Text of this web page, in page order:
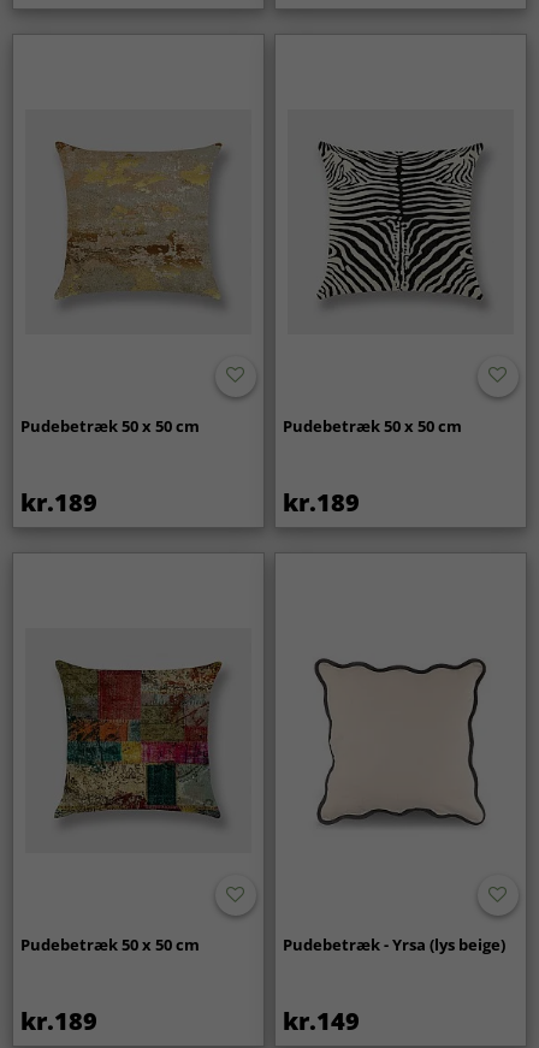
Pudebetræk 50 x 50 cm
kr.189
Pudebetræk 50 x 50 cm
kr.189
Pudebetræk 50 x 50 cm
kr.189
Pudebetræk - Yrsa (lys beige)
kr.149